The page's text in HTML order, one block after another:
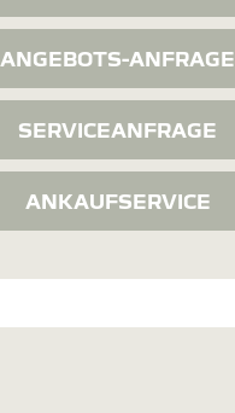
ANGEBOTS-ANFRAGE
SERVICEANFRAGE
ANKAUFSERVICE